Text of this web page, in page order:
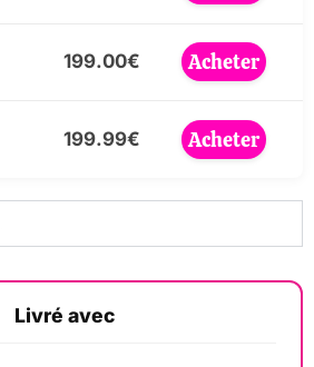
199.00€ Acheter
199.99€ Acheter
Livré avec